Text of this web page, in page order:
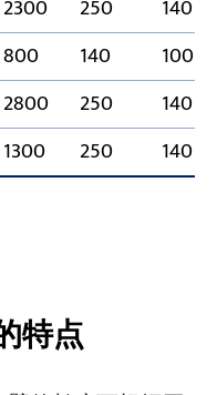
2300 250
140
800 140
100
2800 250
140
1300 250 140
特点